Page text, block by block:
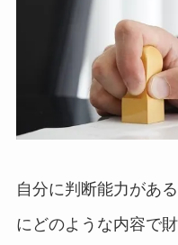
自分に判断能力があ
にどのような内容で